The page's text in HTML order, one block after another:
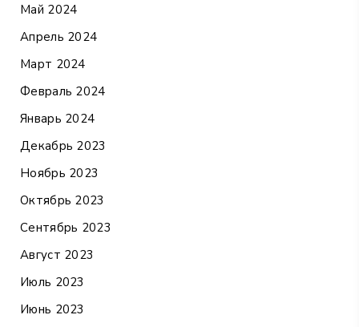
Май 2024
Апрель 2024
Март 2024
Февраль 2024
Январь 2024
Декабрь 2023
Ноябрь 2023
Октябрь 2023
Сентябрь 2023
Август 2023
Июль 2023
Июнь 2023